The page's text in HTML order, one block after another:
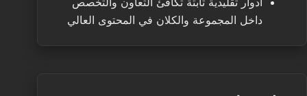
داخل المجموعة والكلان في المحتوى العالي